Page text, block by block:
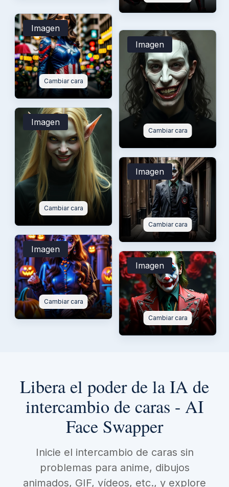
Imagen
Cambiar cara
Imagen
Cambiar cara
Imagen
Cambiar cara
Imagen
Cambiar cara
Imagen
Cambiar cara
Imagen
Cambiar cara
Libera el poder de la IA de
intercambio de caras - AI
Face Swapper
Inicie el intercambio de caras sin
problemas para anime, dibujos
animados, GIF, vídeos, etc., y explore